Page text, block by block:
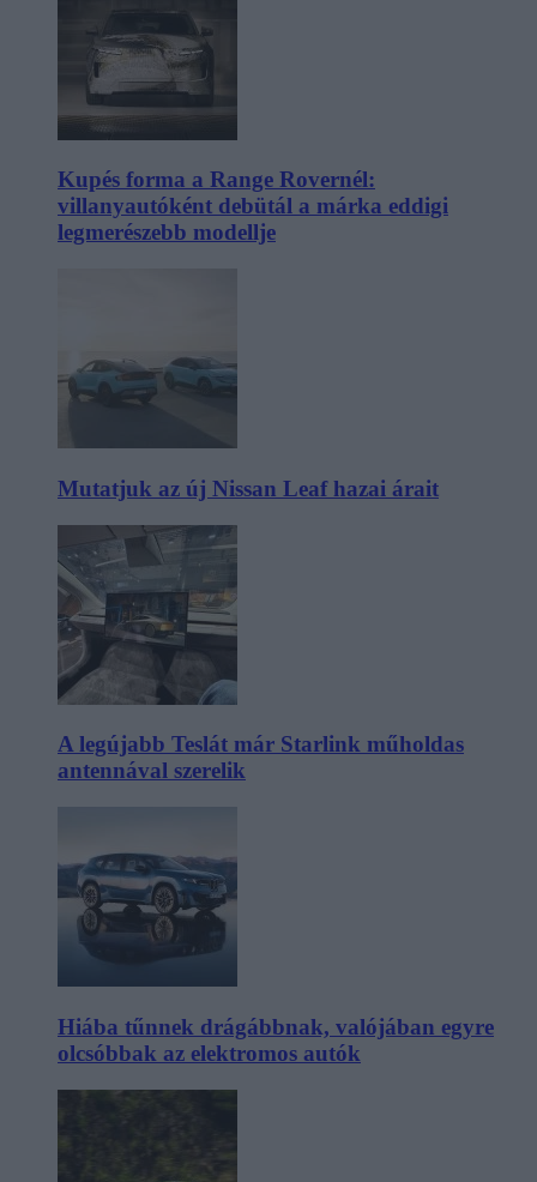
Kupés forma a Range Rovernél:
villanyautóként debütál a márka eddigi
legmerészebb modellje
Mutatjuk az új Nissan Leaf hazai árait
A legújabb Teslát már Starlink műholdas
antennával szerelik
Hiába tűnnek drágábbnak, valójában egyre
olcsóbbak az elektromos autók